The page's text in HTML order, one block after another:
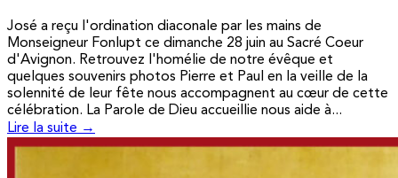
José a reçu l'ordination diaconale par les mains de
Monseigneur Fonlupt ce dimanche 28 juin au Sacré Coeur
d'Avignon. Retrouvez l'homélie de notre évêque et
quelques souvenirs photos Pierre et Paul en la veille de la
solennité de leur fête nous accompagnent au cœur de cette
célébration. La Parole de Dieu accueillie nous aide à...
Lire la suite →